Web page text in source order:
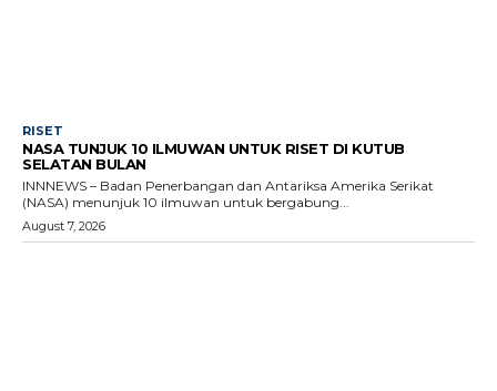
RISET
NASA TUNJUK 10 ILMUWAN UNTUK RISET DI KUTUB
SELATAN BULAN
INNNEWS – Badan Penerbangan dan Antariksa Amerika Serikat
(NASA) menunjuk 10 ilmuwan untuk bergabung...
August 7, 2026